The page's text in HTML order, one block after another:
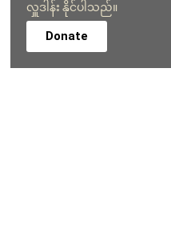
လှူဒါန်း နိုင်ပါသည်။
Donate